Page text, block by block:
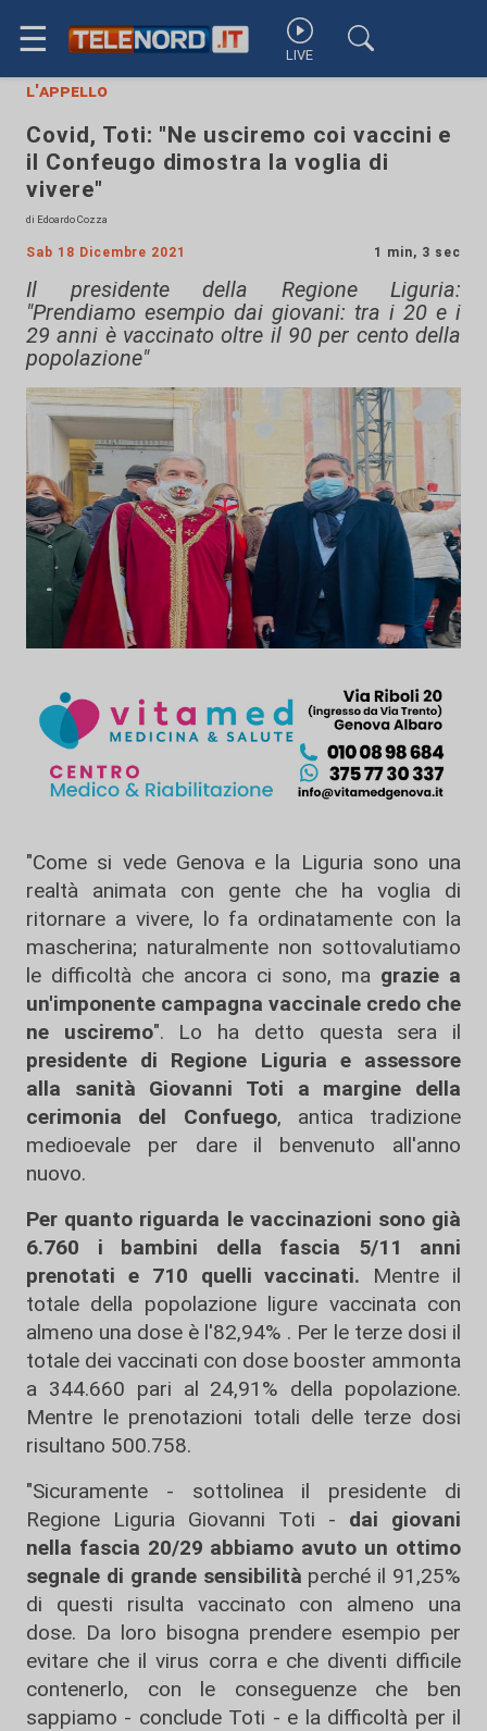
☰ LIVE
l'appello
Covid, Toti: "Ne usciremo coi vaccini e
il Confeugo dimostra la voglia di
vivere"
di Edoardo Cozza
Sab 18 Dicembre 2021 1 min, 3 sec
Il presidente della Regione Liguria:
"Prendiamo esempio dai giovani: tra i 20 e i
29 anni è vaccinato oltre il 90 per cento della
popolazione"
"Come si vede Genova e la Liguria sono una
realtà animata con gente che ha voglia di
ritornare a vivere, lo fa ordinatamente con la
mascherina; naturalmente non sottovalutiamo
le difficoltà che ancora ci sono, ma grazie a
un'imponente campagna vaccinale credo che
ne usciremo". Lo ha detto questa sera il
presidente di Regione Liguria e assessore
alla sanità Giovanni Toti a margine della
cerimonia del Confuego, antica tradizione
medioevale per dare il benvenuto all'anno
nuovo.
Per quanto riguarda le vaccinazioni sono già
6.760 i bambini della fascia 5/11 anni
prenotati e 710 quelli vaccinati. Mentre il
totale della popolazione ligure vaccinata con
almeno una dose è l'82,94% . Per le terze dosi il
totale dei vaccinati con dose booster ammonta
a 344.660 pari al 24,91% della popolazione.
Mentre le prenotazioni totali delle terze dosi
risultano 500.758.
"Sicuramente - sottolinea il presidente di
Regione Liguria Giovanni Toti - dai giovani
nella fascia 20/29 abbiamo avuto un ottimo
segnale di grande sensibilità perché il 91,25%
di questi risulta vaccinato con almeno una
dose. Da loro bisogna prendere esempio per
evitare che il virus corra e che diventi difficile
contenerlo, con le conseguenze che ben
sappiamo - conclude Toti - e la difficoltà per il